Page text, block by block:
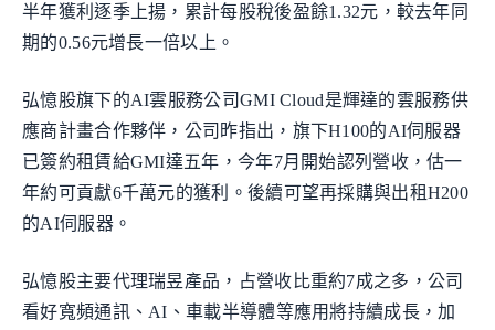
半年獲利逐季上揚，累計每股稅後盈餘1.32元，較去年同
期的0.56元增長一倍以上。
弘憶股旗下的AI雲服務公司GMI Cloud是輝達的雲服務供
應商計畫合作夥伴，公司昨指出，旗下H100的AI伺服器
已簽約租賃給GMI達五年，今年7月開始認列營收，估一
年約可貢獻6千萬元的獲利。後續可望再採購與出租H200
的AI伺服器。
弘憶股主要代理瑞昱產品，占營收比重約7成之多，公司
看好寬頻通訊、AI、車載半導體等應用將持續成長，加